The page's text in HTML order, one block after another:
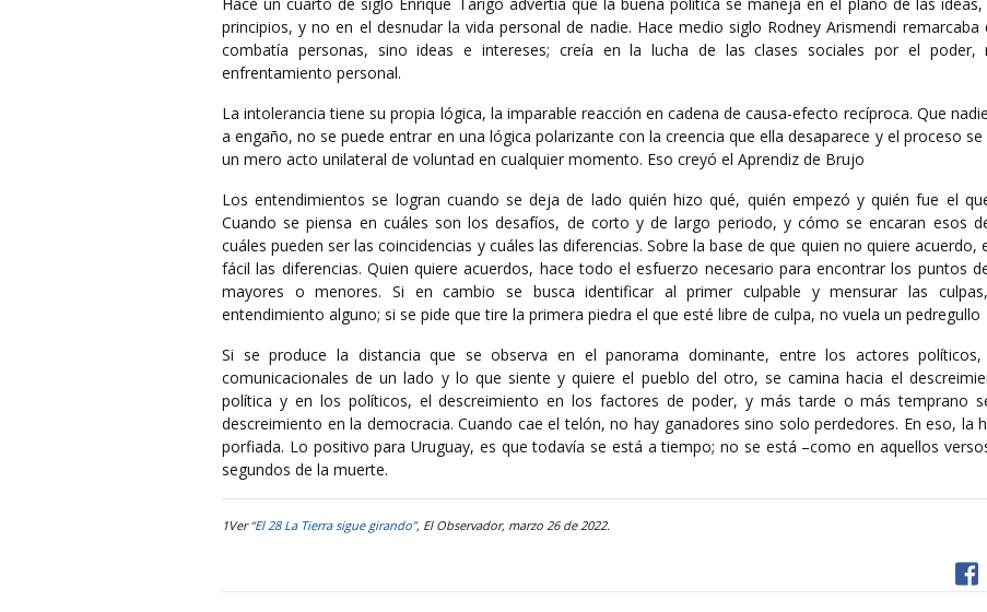
principios, y no en el desnudar la vida personal de nadie. Hace medio siglo Rodney Arismendi remarcaba
combatía personas, sino ideas e intereses; creía en la lucha de las clases sociales por el
enfrentamiento personal.
La intolerancia tiene su propia lógica, la imparable reacción en cadena de causa-efecto recíproca. Que
a engaño, no se puede entrar en una lógica polarizante con la creencia que ella desaparece y el proceso
un mero acto unilateral de voluntad en cualquier momento. Eso creyó el Aprendiz de Brujo
Los entendimientos se logran cuando se deja de lado quién hizo qué, quién empezó y quién fue el
Cuando se piensa en cuáles son los desafíos, de corto y de largo periodo, y cómo se encaran esos
cuáles pueden ser las coincidencias y cuáles las diferencias. Sobre la base de que quien no quiere acuerdo,
fácil las diferencias. Quien quiere acuerdos, hace todo el esfuerzo necesario para encontrar los puntos
mayores o menores. Si en cambio se busca identificar al primer culpable y mensurar las
entendimiento alguno; si se pide que tire la primera piedra el que esté libre de culpa, no vuela un pedregullo
Si se produce la distancia que se observa en el panorama dominante, entre los actores políticos,
comunicacionales de un lado y lo que siente y quiere el pueblo del otro, se camina hacia el
política y en los políticos, el descreimiento en los factores de poder, y más tarde o más temprano
descreimiento en la democracia. Cuando cae el telón, no hay ganadores sino solo perdedores. En eso, la
porfiada. Lo positivo para Uruguay, es que todavía se está a tiempo; no se está –como en aquellos
segundos de la muerte.
1Ver“El 28 La Tierra sigue girando”, El Observador, marzo 26 de 2022.